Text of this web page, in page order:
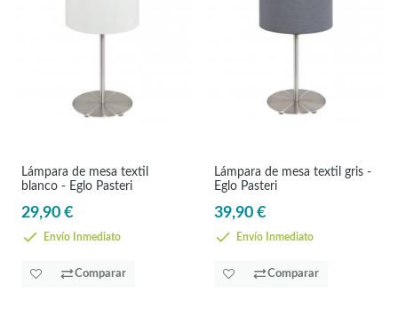
Lámpara de mesa textil
blanco - Eglo Pasteri
29,90 €
Envío Inmediato
Comparar
Lámpara de mesa textil gris -
Eglo Pasteri
39,90 €
Envío Inmediato
Comparar